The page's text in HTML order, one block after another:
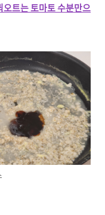
오트는 토마토 수분만으